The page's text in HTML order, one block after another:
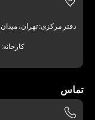
دفتر مرکزی: تهران، میدان
تماس